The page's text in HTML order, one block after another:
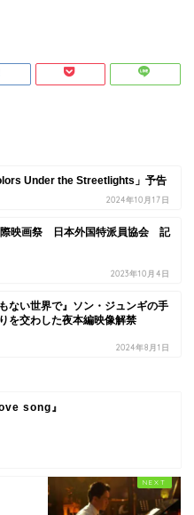
Under the Streetlights」予告
2024年10月17日
際映画祭 日本外国特派員協会 記
2023年10月4日
ない世界で』ソン・ジュンギの手
を交わした夜本編映像解禁
2024年8月1日
song』